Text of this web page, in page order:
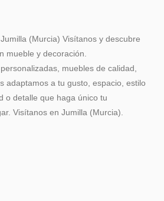
(Murcia) Visítanos y descubre
mueble y decoración.
muebles de calidad,
adaptamos a tu gusto, espacio, estilo
o detalle que haga único tu
Visítanos en Jumilla (Murcia).